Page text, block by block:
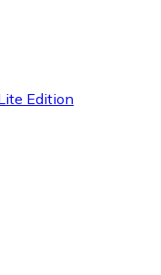
Edition